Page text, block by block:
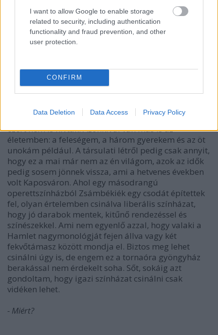
I want to allow Google to enable storage
related to security, including authentication
functionality and fraud prevention, and other
user protection.
CONFIRM
Data Deletion Data Access Privacy Policy
tagja, illetve játszott egy-egy évadot az akkor induló
Katona József Színházban és a Nemzetiben is, miközben
most, kifejezett kérésére, csak vendégszereplő az Új
Színházban. Az elmúlt másfél évtizedben kevesebbet
- Színész vagyok, szeretek játszani, persze hogy
hiányzott maga a színház, de azért nem haltam bele
a viszonylagos mellőzöttségbe, és amúgy sem
vállalnék el akármit. Ezt tudja rólam mindenki, talán
ezért nem is hívtak. Azonkívül van más is az
életemben: a feleségem, a három gyerekem és az öt
unokám például. A társulati létről pedig csak annyit,
hogy ez a mai már nem az én világom, azok az idők
pedig sosem jönnek vissza, ami a hetvenes években
volt Kaposváron. Ahol egy másodrangú
operettszínházból Zsámbékiék egy csodát építettek
fel, olyan értelemben csinálva liberális színházat,
hogy jó darabok mentek, kitűnő rendezéssel és
színészekkel. Ami nem egyenlő azzal, hogy valaki a
Hamlet nagymonológját fejen állva vagy két
fekvőtámasz között mondja el. Biztos meg lehet
csinálni úgy is, de engem ez a tornaóra gyöngyház
berakással nem érdekelt soha. Sőt, sokáig azt
gondoltam, hogy igazi színházat csinálni csak
vidéken lehet.
- Miért?